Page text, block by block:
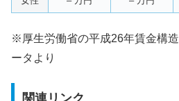
※厚生労働省の平成26年賃金構
ータより